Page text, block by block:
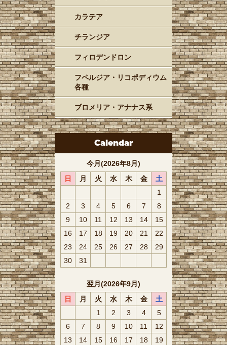
カラテア
チランジア
フィロデンドロン
フペルジア・リコポディウム
各種
ブロメリア・アナナス系
Calendar
今月(2026年8月)
日
月 火 水 木 金
土
1
2
3 4 5 6 7
8
9
10 11 12 13 14
15
16
17 18 19 20 21
22
23
24 25 26 27 28
29
30
31
翌月(2026年9月)
日
月 火 水 木 金
土
1
2 3 4
5
6
7 8 9 10 11
12
13
14 15 16 17 18 19